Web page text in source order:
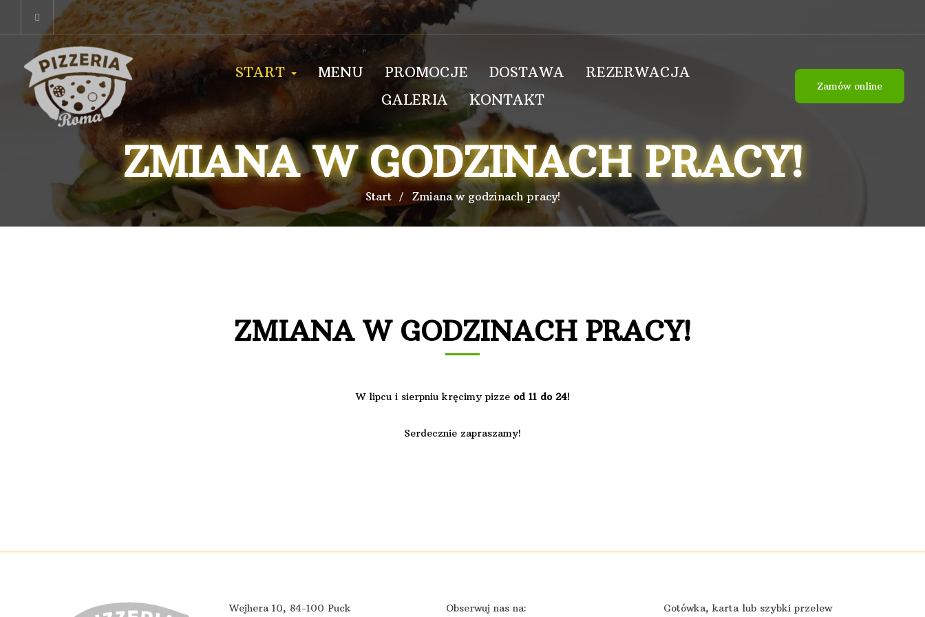
START MENU PROMOCJE DOSTAWA
REZERWACJA
GALERIA
KONTAKT
Zamów online
ZMIANA W GODZINACH PRACY!
Start Zmiana w godzinach pracy!
ZMIANA W GODZINACH PRACY!
W lipcu i sierpniu kręcimy pizze od 11 do 24!
Serdecznie zapraszamy!
Wejhera 10, 84-100 Puck Obserwuj nas na: Gotówka, karta lub szybki przelew